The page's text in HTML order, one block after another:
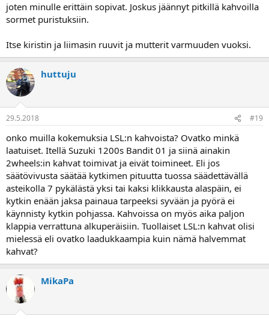
joten minulle erittäin sopivat. Joskus jäännyt pitkillä kahvoilla
sormet puristuksiin.
Itse kiristin ja liimasin ruuvit ja mutterit varmuuden vuoksi.
huttuju
29.5.2018 #19
onko muilla kokemuksia LSL:n kahvoista? Ovatko minkä
laatuiset. Itellä Suzuki 1200s Bandit 01 ja siinä ainakin
2wheels:in kahvat toimivat ja eivät toimineet. Eli jos
säätövivusta säätää kytkimen pituutta tuossa säädettävällä
asteikolla 7 pykälästä yksi tai kaksi klikkausta alaspäin, ei
kytkin enään jaksa painaua tarpeeksi syvään ja pyörä ei
käynnisty kytkin pohjassa. Kahvoissa on myös aika paljon
klappia verrattuna alkuperäisiin. Tuollaiset LSL:n kahvat olisi
mielessä eli ovatko laadukkaampia kuin nämä halvemmat
kahvat?
MikaPa